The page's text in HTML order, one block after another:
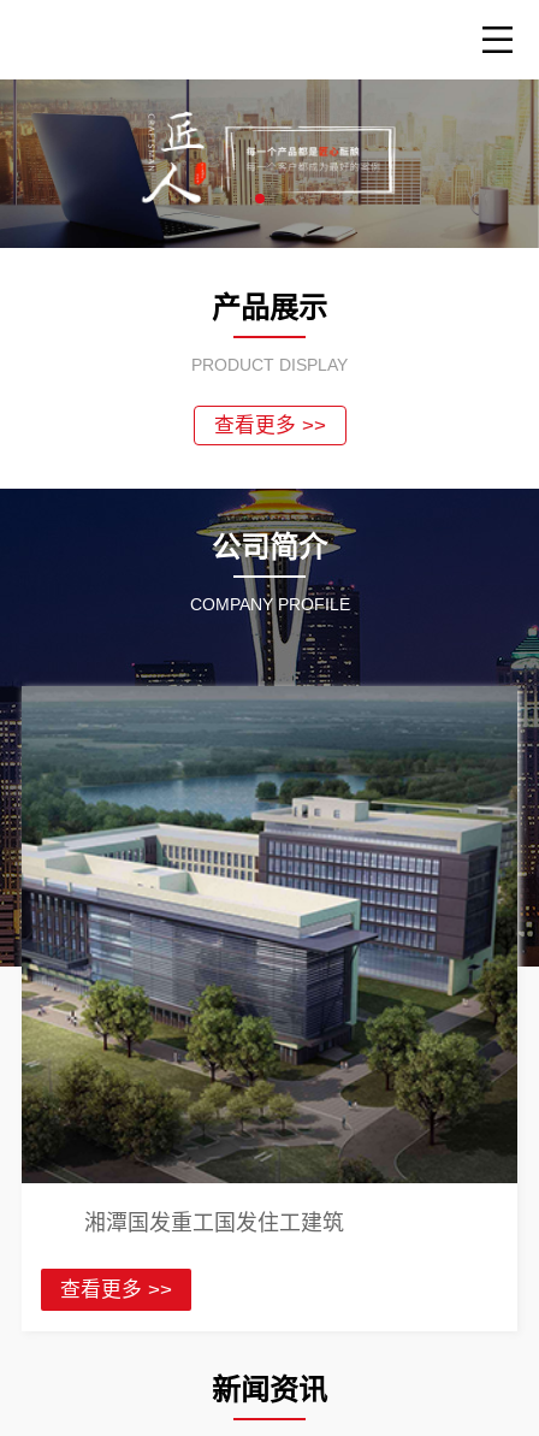
产品展示
PRODUCT DISPLAY
查看更多 >>
公司简介
COMPANY PROFILE
湘潭国发重工国发住工建筑
查看更多 >>
新闻资讯